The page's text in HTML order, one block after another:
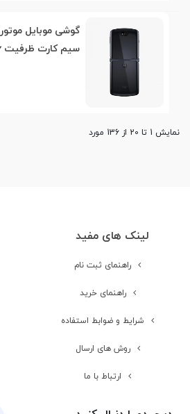
سیم کارت ظرفیت 8/256 گیگابایت
نمایش 1 تا 20 از 136 مورد
لینک های مفید
راهنمای ثبت نام
راهنمای خرید
شرایط و ضوابط استفاده
روش های ارسال
ارتباط با ما